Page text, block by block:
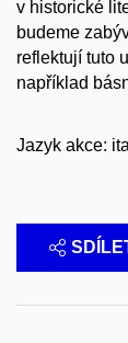
v historické
budeme
reflektují tuto
například
Jazyk akce: